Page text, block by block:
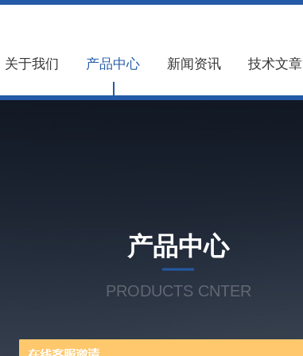
关于我们 产品中心 新闻资讯 技术文章
产品中心
PRODUCTS CNTER